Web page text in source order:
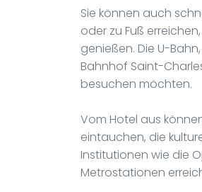
Sie können auch
oder zu Fuß
genießen. Die U-
Bahnhof Saint-
besuchen möchten.
Vom Hotel aus
eintauchen, die
Institutionen wie die
Metrostationen